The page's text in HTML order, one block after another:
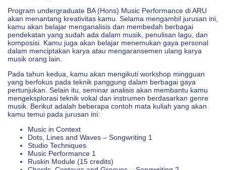
Program undergraduate BA (Hons) Music Performance di ARU
akan menantang kreativitas kamu. Selama mengambil jurusan ini,
kamu akan belajar menganalisis dan membedah berbagai
pendekatan yang sudah ada dalam musik, penulisan lagu, dan
komposisi. Kamu juga akan belajar menemukan gaya personal
dalam menciptakan karya atau mengaransemen ulang karya
musik orang lain.
Pada tahun kedua, kamu akan mengikuti workshop mingguan
yang berfokus pada teknik panggung dalam berbagai gaya
pertunjukan. Selain itu, seminar analisis akan membantu kamu
mengeksplorasi teknik vokal dan instrumen berdasarkan genre
musik. Berikut adalah beberapa contoh mata kuliah yang akan
kamu temui pada jurusan ini:
Music in Context
Dots, Lines and Waves – Songwriting 1
Studio Techniques
Music Performance 1
Ruskin Module (15 credits)